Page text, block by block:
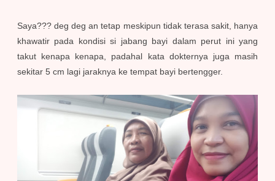
Saya??? deg deg an tetap meskipun tidak terasa sakit, hanya
khawatir pada kondisi si jabang bayi dalam perut ini yang
takut kenapa kenapa, padahal kata dokternya juga masih
sekitar 5 cm lagi jaraknya ke tempat bayi bertengger.